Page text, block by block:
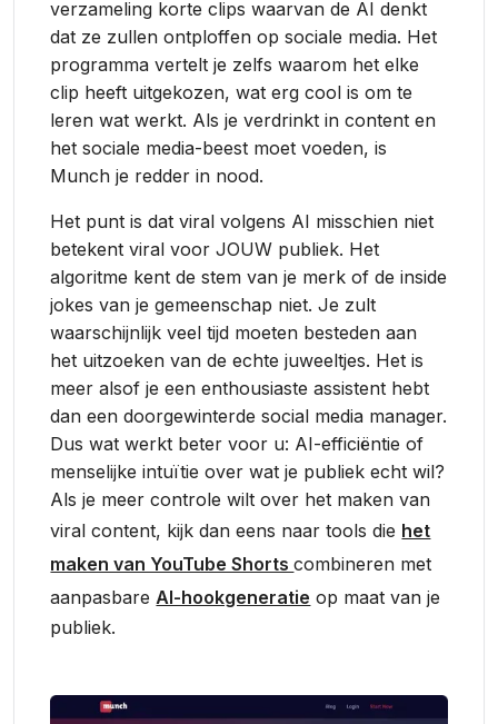
verzameling korte clips waarvan de AI denkt
dat ze zullen ontploffen op sociale media. Het
programma vertelt je zelfs waarom het elke
clip heeft uitgekozen, wat erg cool is om te
leren wat werkt. Als je verdrinkt in content en
het sociale media-beest moet voeden, is
Munch je redder in nood.
Het punt is dat viral volgens AI misschien niet
betekent viral voor JOUW publiek. Het
algoritme kent de stem van je merk of de inside
jokes van je gemeenschap niet. Je zult
waarschijnlijk veel tijd moeten besteden aan
het uitzoeken van de echte juweeltjes. Het is
meer alsof je een enthousiaste assistent hebt
dan een doorgewinterde social media manager.
Dus wat werkt beter voor u: AI-efficiëntie of
menselijke intuïtie over wat je publiek echt wil?
Als je meer controle wilt over het maken van
viral content, kijk dan eens naar tools die het
maken van YouTube Shortscombineren met
aanpasbareAI-hookgeneratie op maat van je
publiek.